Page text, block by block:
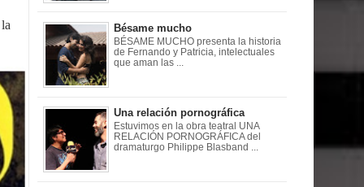
Bésame mucho
BÉSAME MUCHO presenta la historia
de Fernando y Patricia, intelectuales
que aman las ...
Una relación pornográfica
Estuvimos en la obra teatral UNA
RELACIÓN PORNOGRÁFICA del
dramaturgo Philippe Blasband ...